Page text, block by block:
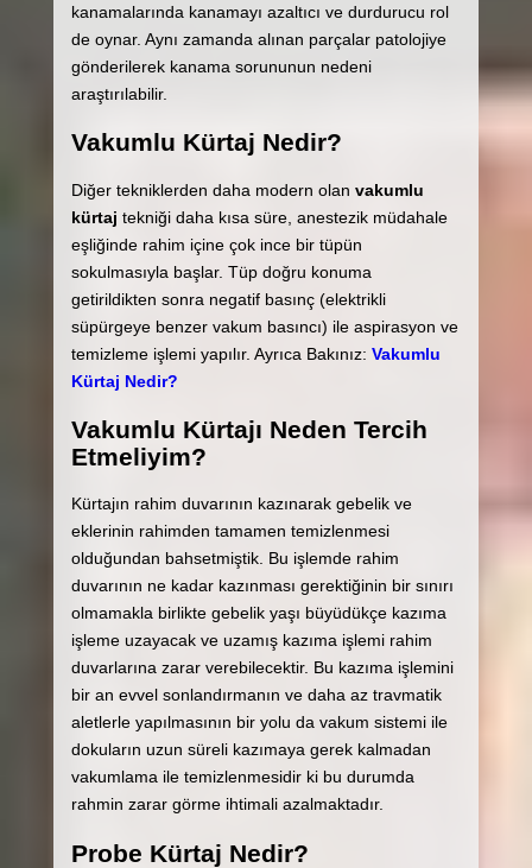
kanamalarında kanamayı azaltıcı ve durdurucu rol
de oynar. Aynı zamanda alınan parçalar patolojiye
gönderilerek kanama sorununun nedeni
araştırılabilir.
Vakumlu Kürtaj Nedir?
Diğer tekniklerden daha modern olan vakumlu
kürtaj tekniği daha kısa süre, anestezik müdahale
eşliğinde rahim içine çok ince bir tüpün
sokulmasıyla başlar. Tüp doğru konuma
getirildikten sonra negatif basınç (elektrikli
süpürgeye benzer vakum basıncı) ile aspirasyon ve
temizleme işlemi yapılır. Ayrıca Bakınız: Vakumlu
Kürtaj Nedir?
Vakumlu Kürtajı Neden Tercih
Etmeliyim?
Kürtajın rahim duvarının kazınarak gebelik ve
eklerinin rahimden tamamen temizlenmesi
olduğundan bahsetmiştik. Bu işlemde rahim
duvarının ne kadar kazınması gerektiğinin bir sınırı
olmamakla birlikte gebelik yaşı büyüdükçe kazıma
işleme uzayacak ve uzamış kazıma işlemi rahim
duvarlarına zarar verebilecektir. Bu kazıma işlemini
bir an evvel sonlandırmanın ve daha az travmatik
aletlerle yapılmasının bir yolu da vakum sistemi ile
dokuların uzun süreli kazımaya gerek kalmadan
vakumlama ile temizlenmesidir ki bu durumda
rahmin zarar görme ihtimali azalmaktadır.
Probe Kürtaj Nedir?